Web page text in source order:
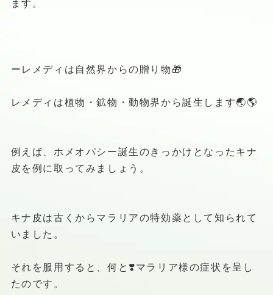
ます。
ーレメディは自然界からの贈り物🎁
レメディは植物・鉱物・動物界から誕生します🌏🌎
例えば、ホメオパシー誕生のきっかけとなったキナ
皮を例に取ってみましょう。
キナ皮は古くからマラリアの特効薬として知られて
いました。
それを服用すると、何と❣️マラリア様の症状を呈し
たのです。